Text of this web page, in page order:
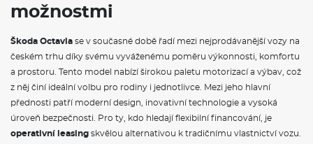
Parkovací kamera vzadu
Ambientní LED osvětlení
Elektronická dětská pojistka
Automatická regulace sklonu světlometů
Držák telefonu a tabletu, 3. klíč, odpadkový koš ve dveřích
Sada nářadí a zvedák vozu
Středová konzola s držáky nápojů, žaluzií, držák multimédií a
odkládací přihrádka za středovou konzolou
možnostmi
Škoda Octavia se v současné době řadí mezi nejprodávanější vozy na
českém trhu díky svému vyváženému poměru výkonnosti, komfortu
a prostoru. Tento model nabízí širokou paletu motorizací a výbav, což
z něj činí ideální volbu pro rodiny i jednotlivce. Mezi jeho hlavní
přednosti patří moderní design, inovativní technologie a vysoká
úroveň bezpečnosti. Pro ty, kdo hledají flexibilní financování, je
operativní leasing skvělou alternativou k tradičnímu vlastnictví vozu.